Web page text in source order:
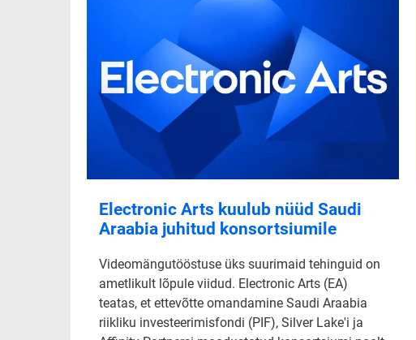
Electronic Arts kuulub nüüd Saudi
Araabia juhitud konsortsiumile
Videomängutööstuse üks suurimaid tehinguid on
ametlikult lõpule viidud. Electronic Arts (EA)
teatas, et ettevõtte omandamine Saudi Araabia
riikliku investeerimisfondi (PIF), Silver Lake'i ja